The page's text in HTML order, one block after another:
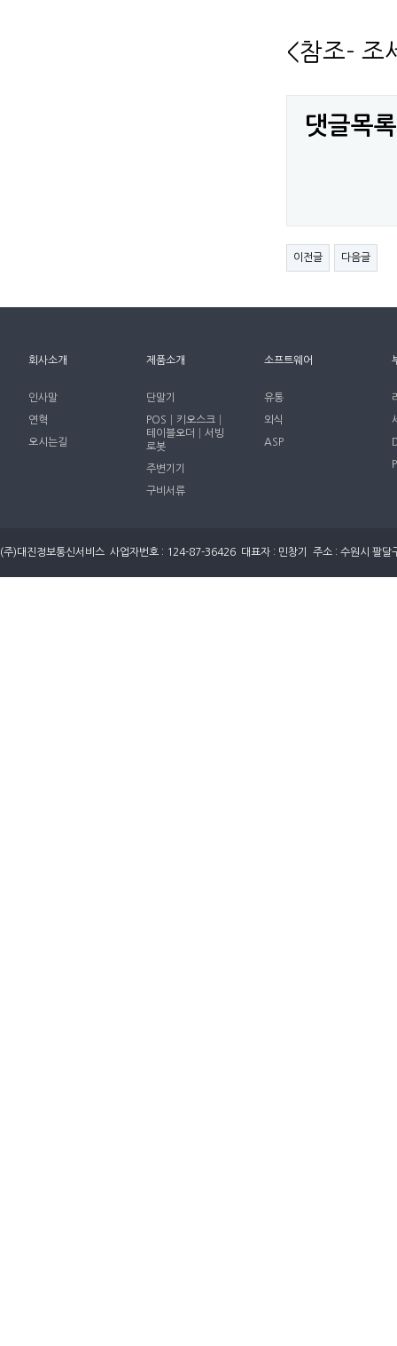
<참조- 조
댓글목록
이전글 다음글
회사소개
인사말
연혁
오시는길
제품소개
단말기
POS│키오스크│
테이블오더│서빙
로봇
주변기기
구비서류
소프트웨어
유통
외식
ASP
(주)대진정보통신서비스 사업자번호 : 124-87-36426 대표자 : 민창기 주소 : 수원시 팔